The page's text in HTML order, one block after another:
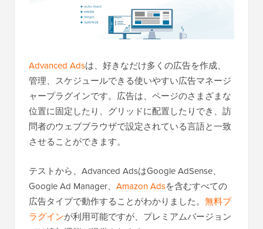
Advanced Adsは、好きなだけ多くの広告を作成、
管理、スケジュールできる使いやすい広告マネージ
ャープラグインです。広告は、ページのさまざまな
位置に固定したり、グリッドに配置したりでき、訪
問者のウェブブラウザで設定されている言語と一致
させることができます。
テストから、Advanced AdsはGoogle AdSense、
Google Ad Manager、 Amazon Adsを含むすべての
広告タイプで動作することがわかりました。 無料プ
ラグインが利用可能ですが、プレミアムバージョン